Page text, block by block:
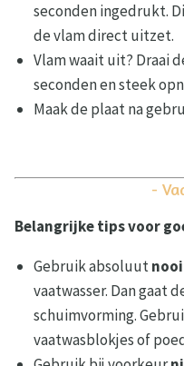
seconden ingedrukt.
de vlam direct uitzet.
Vlam waait uit? Draai
seconden en steek
Maak de plaat na
-
Belangrijke tips voor
Gebruik absoluut
vaatwasser. Dan gaat
schuimvorming.
vaatwasblokjes of